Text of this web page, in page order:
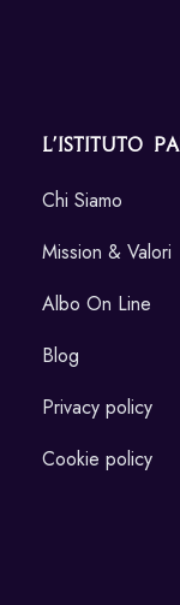
L’Istituto
Chi Siamo
Mission & Valori
Albo On Line
Blog
Privacy policy
Cookie policy